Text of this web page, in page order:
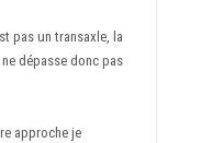
pas un transaxle, la
dépasse donc pas
approche je